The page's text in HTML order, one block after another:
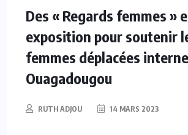
Des « Regards femmes »
exposition pour soutenir
femmes déplacées
Ouagadougou
RUTH ADJOU 14 MARS 2023